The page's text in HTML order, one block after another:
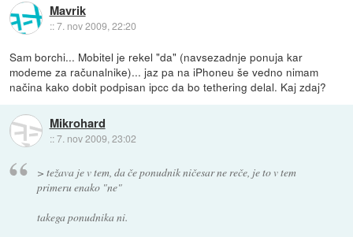
Mavrik
::7. nov 2009, 22:20
Sam borchi... Mobitel je rekel "da" (navsezadnje ponuja kar
modeme za računalnike)... jaz pa na iPhoneu še vedno nimam
načina kako dobit podpisan ipcc da bo tethering delal. Kaj zdaj?
Mikrohard
::7. nov 2009, 23:02
> težava je v tem, da če ponudnik ničesar ne reče, je to v tem
primeru enako "ne"
takega ponudnika ni.